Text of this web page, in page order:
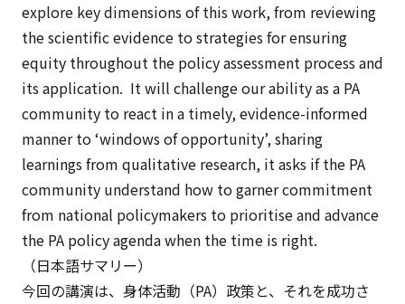
explore key dimensions of this work, from reviewing
the scientific evidence to strategies for ensuring
equity throughout the policy assessment process and
its application. It will challenge our ability as a PA
community to react in a timely, evidence-informed
manner to ‘windows of opportunity’, sharing
learnings from qualitative research, it asks if the PA
community understand how to garner commitment
from national policymakers to prioritise and advance
the PA policy agenda when the time is right.
（日本語サマリー）
今回の講演は、身体活動（PA）政策と、それを成功さ